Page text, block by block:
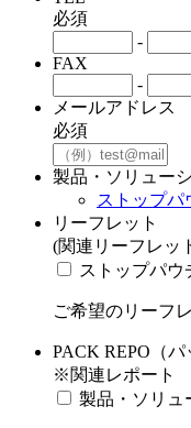
必須
-
FAX
-
メールアドレス
必須
製品・ソリュー
ストップパ
リーフレット
(関連リーフレッ
ストップパウ
ご希望のリーフ
PACK REPO（パ
※関連レポート
製品・ソリュ